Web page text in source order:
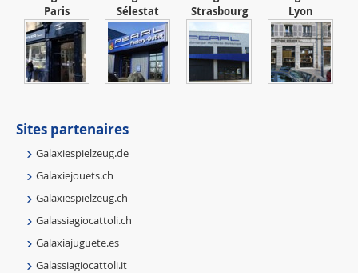
Paris
Sélestat
Strasbourg
Lyon
Sites partenaires
Galaxiespielzeug.de
Galaxiejouets.ch
Galaxiespielzeug.ch
Galassiagiocattoli.ch
Galaxiajuguete.es
Galassiagiocattoli.it